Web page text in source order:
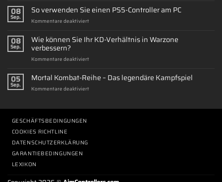
sich
ein
anpassbarer
Controller?
08
Sep.
So verwenden Sie einen PS5-Controller am PC
Kommentare deaktiviertfür
verwenden
Sie
PS5-
am
08
Sep.
Wie können Sie Ihr KD-Verhältnis in Warzone
verbessern?
Kommentare deaktiviertfür
können
Sie
Ihr
05
Sep.
Mortal Kombat-Reihe – Das legendäre Kampfspiel
Kommentare deaktiviertfür
GESCHÄFTSBEDINGUNGEN
COOKIES RICHTLINE
DATENSCHUTZERKLÄRUNG
GARANTIEBEDINGUNGEN
LEXIKON